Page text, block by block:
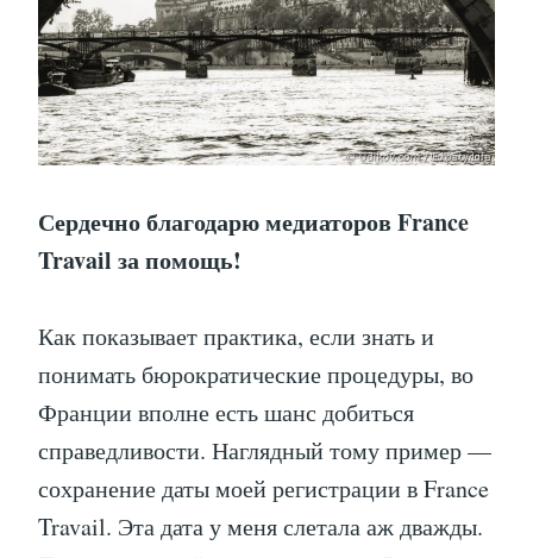
Сердечно благодарю медиаторов France
Travail за помощь!
Как показывает практика, если знать и
понимать бюрократические процедуры, во
Франции вполне есть шанс добиться
справедливости. Наглядный тому пример —
сохранение даты моей регистрации в France
Travail. Эта дата у меня слетала аж дважды.